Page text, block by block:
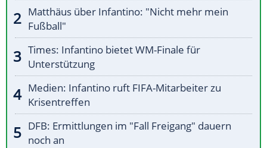
Matthäus über Infantino: "Nicht mehr mein
Fußball"
Times: Infantino bietet WM-Finale für
Unterstützung
Medien: Infantino ruft FIFA-Mitarbeiter zu
Krisentreffen
DFB: Ermittlungen im "Fall Freigang" dauern
noch an